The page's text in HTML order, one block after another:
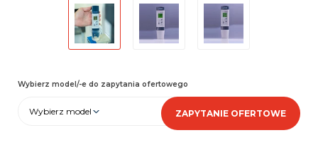
Wybierz model/-e do zapytania ofertowego
Wybierz model ZAPYTANIE OFERTOWE